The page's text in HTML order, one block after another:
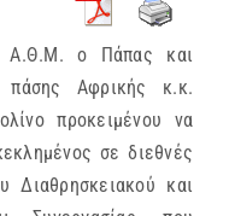
Α.Θ.Μ. ο Πάπας και
πάσης Αφρικής κ.κ.
προκειμένου να
σε διεθνές
Διαθρησκειακού και